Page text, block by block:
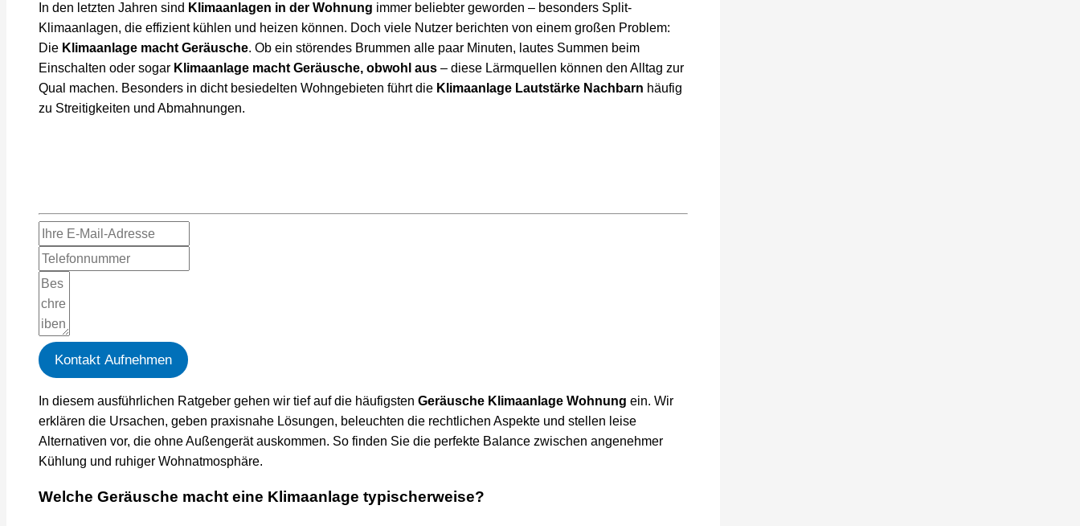
In den letzten Jahren sind Klimaanlagen in der Wohnung immer beliebter geworden – besonders Split-
Klimaanlagen, die effizient kühlen und heizen können. Doch viele Nutzer berichten von einem großen Problem:
Die Klimaanlage macht Geräusche. Ob ein störendes Brummen alle paar Minuten, lautes Summen beim
Einschalten oder sogar Klimaanlage macht Geräusche, obwohl aus – diese Lärmquellen können den Alltag zur
Qual machen. Besonders in dicht besiedelten Wohngebieten führt die Klimaanlage Lautstärke Nachbarn häufig
zu Streitigkeiten und Abmahnungen.
Kontakt Aufnehmen
In diesem ausführlichen Ratgeber gehen wir tief auf die häufigsten Geräusche Klimaanlage Wohnung ein. Wir
erklären die Ursachen, geben praxisnahe Lösungen, beleuchten die rechtlichen Aspekte und stellen leise
Alternativen vor, die ohne Außengerät auskommen. So finden Sie die perfekte Balance zwischen angenehmer
Kühlung und ruhiger Wohnatmosphäre.
Welche Geräusche macht eine Klimaanlage typischerweise?